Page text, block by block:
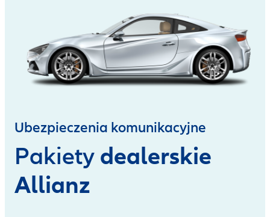
Ubezpieczenia komunikacyjne
Pakiety dealerskie
Allianz